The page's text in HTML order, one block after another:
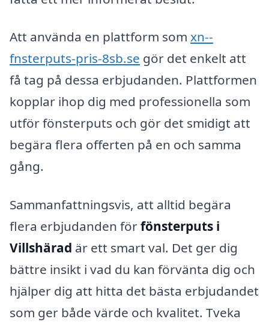
Att använda en plattform som xn--
fnsterputs-pris-8sb.se gör det enkelt att
få tag på dessa erbjudanden. Plattformen
kopplar ihop dig med professionella som
utför fönsterputs och gör det smidigt att
begära flera offerten på en och samma
gång.
Sammanfattningsvis, att alltid begära
flera erbjudanden förfönsterputs i
Villshärad är ett smart val. Det ger dig
bättre insikt i vad du kan förvänta dig och
hjälper dig att hitta det bästa erbjudandet
som ger både värde och kvalitet. Tveka